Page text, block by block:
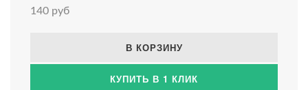
140 руб
В КОРЗИНУ
КУПИТЬ В 1 КЛИК